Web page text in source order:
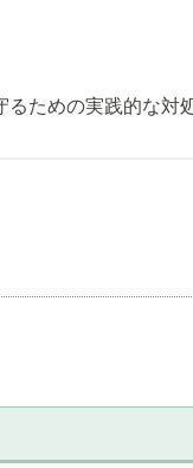
ための実践的な対